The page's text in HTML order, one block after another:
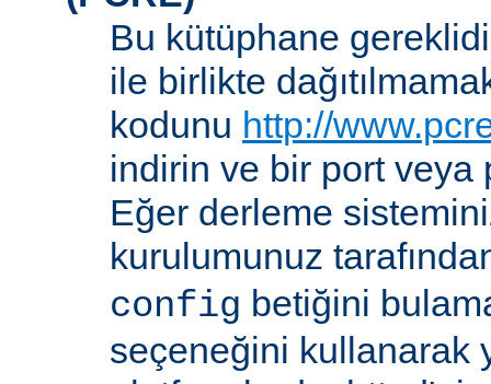
Bu kütüphane
ile birlikte
kodunu http://
indirin ve bir port veya
Eğer derleme
kurulumunuz
config betiğini
seçeneğini kullanarak